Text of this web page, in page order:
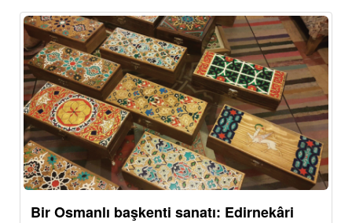
Bir Osmanlı başkenti sanatı: Edirnekâri